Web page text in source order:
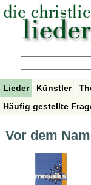
Lieder Künstler
Häufig gestellte
Vor dem